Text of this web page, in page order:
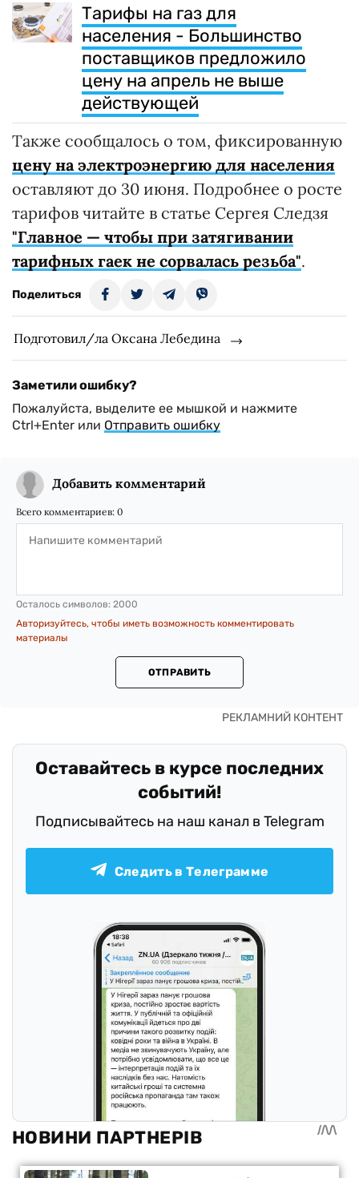
Тарифы на газ для
населения - Большинство
поставщиков предложило
цену на апрель не выше
действующей
Также сообщалось о том, фиксированную
цену на электроэнергию для населения
оставляют до 30 июня. Подробнее о росте
тарифов читайте в статье Сергея Следзя
"Главное — чтобы при затягивании
тарифных гаек не сорвалась резьба".
Поделиться
Подготовил/ла Оксана Лебедина
Заметили ошибку?
Пожалуйста, выделите ее мышкой и нажмите
Ctrl+Enter или Отправить ошибку
Добавить комментарий
Всего комментариев: 0
Осталось символов: 2000
Авторизуйтесь, чтобы иметь возможность комментировать
материалы
ОТПРАВИТЬ
Оставайтесь в курсе последних
событий!
Подписывайтесь на наш канал в Telegram
Следить в Телеграмме